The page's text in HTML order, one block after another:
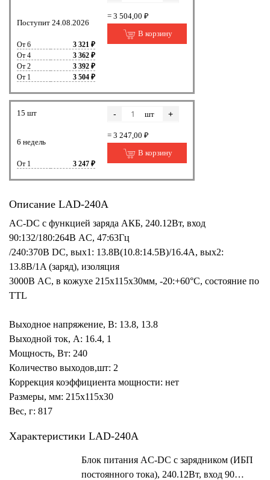
Поступит 24.08.2026
От 6
3 321 ₽
От 4
3 362 ₽
От 2
3 392 ₽
От 1
3 504 ₽
= 3 504,00 ₽
В корзину
15 шт
6 недель
От 1 3 247 ₽
- шт +
= 3 247,00 ₽
В корзину
Описание LAD-240A
AC-DC с функцией заряда АКБ, 240.12Вт, вход
90:132/180:264В AC, 47:63Гц
/240:370В DC, вых1: 13.8В(10.8:14.5В)/16.4A, вых2:
13.8В/1A (заряд), изоляция
3000В AC, в кожухе 215х115х30мм, -20:+60°С, состояние по
TTL
Выходное напряжение, В: 13.8, 13.8
Выходной ток, А: 16.4, 1
Мощность, Вт: 240
Количество выходов,шт: 2
Коррекция коэффициента мощности: нет
Размеры, мм: 215x115x30
Вес, г: 817
Характеристики LAD-240A
Блок питания AC-DC с зарядником (ИБП
постоянного тока), 240.12Вт, вход 90…